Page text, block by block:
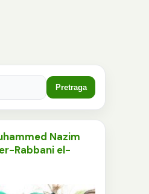
Nazim
Rabbani el-